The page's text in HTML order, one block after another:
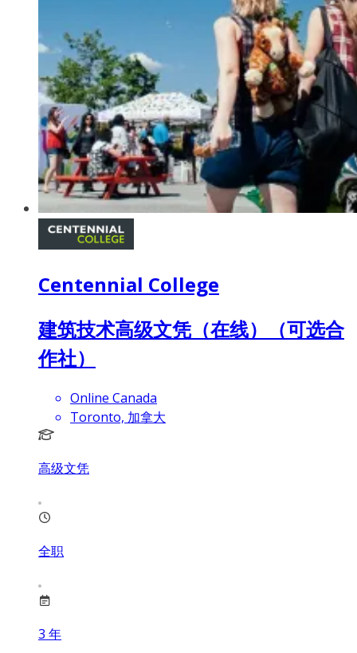
Centennial College
建筑技术高级文凭（在线）（可选合
作社）
Online Canada
Toronto, 加拿大
高级文凭
全职
3 年